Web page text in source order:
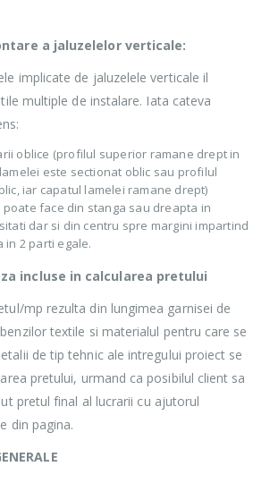
a jaluzelelor verticale:
implicate de jaluzelele verticale il
multiple de instalare. Iata cateva
oblice (profilul superior ramane drept in
este sectionat oblic sau profilul
iar capatul lamelei ramane drept)
poate face din stanga sau dreapta in
dar si din centru spre margini impartind
2 parti egale.
incluse in calcularea pretului
mp rezulta din lungimea garnisei de
textile si materialul pentru care se
de tip tehnic ale intregului proiect se
pretului, urmand ca posibilul client sa
pretul final al lucrarii cu ajutorul
din pagina.